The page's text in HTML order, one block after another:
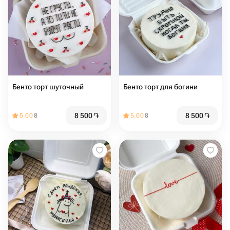
Бенто торт шуточный
5.008 8 500֏
Бенто торт для богини
5.008 8 500֏